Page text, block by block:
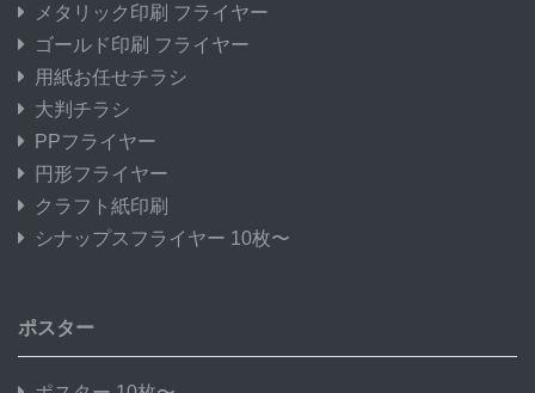
メタリック印刷 フライヤー
ゴールド印刷 フライヤー
用紙お任せチラシ
大判チラシ
PPフライヤー
円形フライヤー
クラフト紙印刷
シナップスフライヤー 10枚〜
ポスター